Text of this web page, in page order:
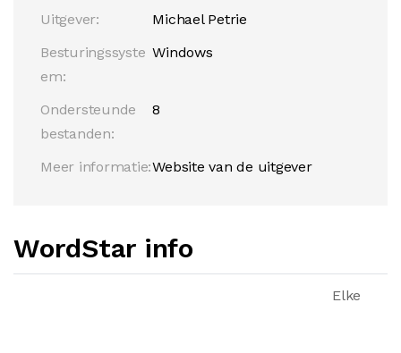
Uitgever:
Michael Petrie
Besturingssyste
em:
Windows
Ondersteunde
bestanden:
8
Meer informatie:Website van de uitgever
WordStar info
Elke